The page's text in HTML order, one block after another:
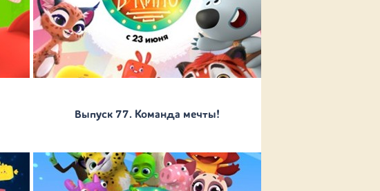
Выпуск 77. Команда мечты!